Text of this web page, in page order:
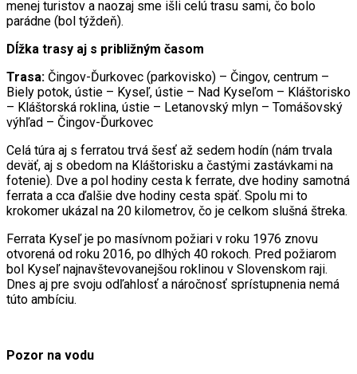
menej turistov a naozaj sme išli celú trasu sami, čo bolo
parádne (bol týždeň).
Dĺžka trasy aj s približným časom
Trasa: Čingov-Ďurkovec (parkovisko) – Čingov, centrum –
Biely potok, ústie – Kyseľ, ústie – Nad Kyseľom – Kláštorisko
– Kláštorská roklina, ústie – Letanovský mlyn – Tomášovský
výhľad – Čingov-Ďurkovec
Celá túra aj s ferratou trvá šesť až sedem hodín (nám trvala
deväť, aj s obedom na Kláštorisku a častými zastávkami na
fotenie). Dve a pol hodiny cesta k ferrate, dve hodiny samotná
ferrata a cca ďalšie dve hodiny cesta späť. Spolu mi to
krokomer ukázal na 20 kilometrov, čo je celkom slušná štreka.
Ferrata Kyseľ je po masívnom požiari v roku 1976 znovu
otvorená od roku 2016, po dlhých 40 rokoch. Pred požiarom
bol Kyseľ najnavštevovanejšou roklinou v Slovenskom raji.
Dnes aj pre svoju odľahlosť a náročnosť sprístupnenia nemá
túto ambíciu.
Pozor na vodu